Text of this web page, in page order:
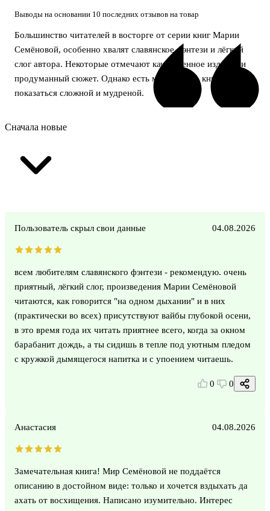
Выводы на основании 10 последних отзывов на товар
Большинство читателей в восторге от серии книг Марии
Семёновой, особенно хвалят славянское фэнтези и лёгкий
слог автора. Некоторые отмечают качественное издание и
продуманный сюжет. Однако есть мнение, что книга может
показаться сложной и мудреной.
Сначала новые
Пользователь скрыл свои данные 04.08.2026
всем любителям славянского фэнтези - рекомендую. очень
приятный, лёгкий слог, произведения Марии Семёновой
читаются, как говорится "на одном дыхании" и в них
(практически во всех) присутствуют вайбы глубокой осени,
в это время года их читать приятнее всего, когда за окном
барабанит дождь, а ты сидишь в тепле под уютным пледом
с кружкой дымящегося напитка и с упоением читаешь.
0 0
Анастасия 04.08.2026
Замечательная книга! Мир Семёновой не поддаётся
описанию в достойном виде: только и хочется вздыхать да
ахать от восхищения. Написано изумительно. Интерес